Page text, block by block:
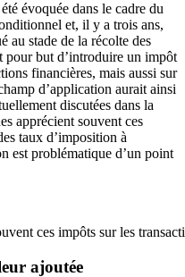
évoquée dans le cadre du
et, il y a trois ans,
au stade de la récolte des
pour but d’introduire un impôt
financières, mais aussi sur
d’application aurait ainsi
discutées dans la
apprécient souvent ces
taux d’imposition à
est problématique d’un point
ces impôts sur les
ajoutée